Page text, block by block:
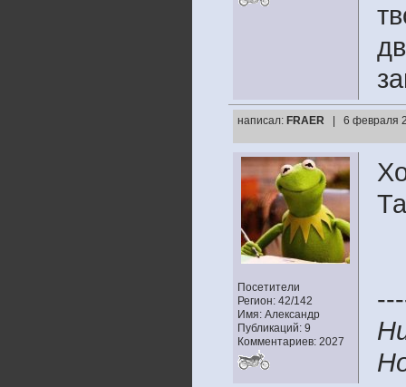
написал: FRAER | 6 февраля
Посетители
Регион: 42/142
Имя: Александр
Публикаций: 9
Комментариев: 2027